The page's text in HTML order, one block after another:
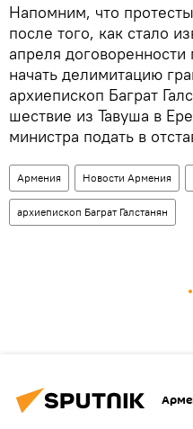
Напомним, что
после того, как стало
апреля
начать делимитацию
архиепископ Баграт
шествие из Тавуша в
министра подать в
Армения Новости Армения
архиепископ Баграт Галстанян